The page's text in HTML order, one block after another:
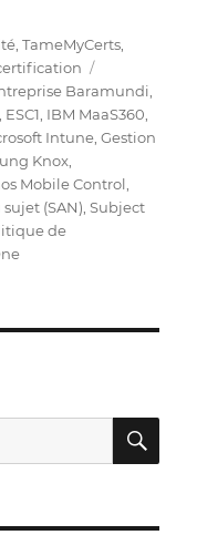
,TameMyCerts,
Baramundi,
, ESC1, IBM MaaS360,
Intune,Gestion
Knox,
Mobile Control,
(SAN),Subject
de